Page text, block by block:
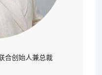
合创始人兼总裁